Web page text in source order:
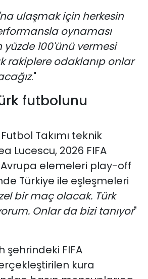
ulaşmak için herkesin
oynaması
yüzde 100'ünü vermesi
rakiplere odaklanıp onlar
."
futbolunu
Takımı teknik
Lucescu, 2026 FIFA
Avrupa elemeleri play-off
Türkiye ile eşleşmeleri
bir maç olacak. Türk
Onlar da bizi tanıyor"
şehrindeki FIFA
kura